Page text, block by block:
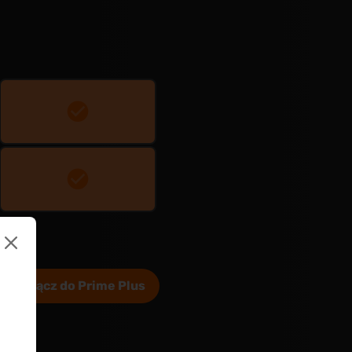
Dołącz do Prime Plus